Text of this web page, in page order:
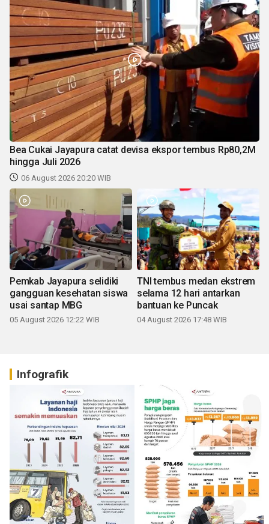
Bea Cukai Jayapura catat devisa ekspor tembus Rp80,2M
hingga Juli 2026
06 August 2026 20:20 WIB
Pemkab Jayapura selidiki
gangguan kesehatan siswa
usai santap MBG
05 August 2026 12:22 WIB
TNI tembus medan ekstrem
selama 12 hari antarkan
bantuan ke Puncak
04 August 2026 17:48 WIB
Infografik